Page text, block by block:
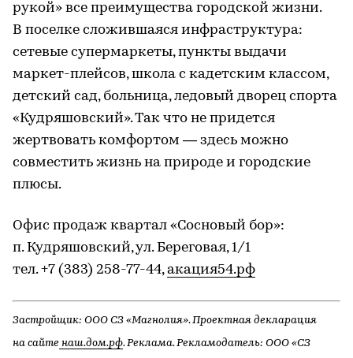
рукой» все преимущества городской жизни.
В поселке сложившаяся инфраструктура:
сетевые супермаркеты, пункты выдачи
маркет-плейсов, школа с кадетским классом,
детский сад, больница, ледовый дворец спорта
«Кудряшовский». Так что не придется
жертвовать комфортом — здесь можно
совместить жизнь на природе и городские
плюсы.
Офис продаж квартал «Сосновый бор»:
п. Кудряшовский, ул. Береговая, 1/1
тел. +7 (383) 258-77-44,акация54.рф
Застройщик: ООО СЗ «Магнолия». Проектная декларация
на сайте наш.дом.рф. Реклама. Рекламодатель: ООО «СЗ